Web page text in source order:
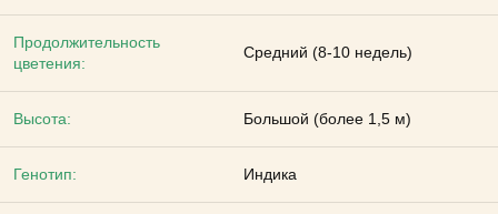
Продолжительность
цветения:
Средний (8-10 недель)
Высота: Большой (более 1,5 м)
Генотип: Индика